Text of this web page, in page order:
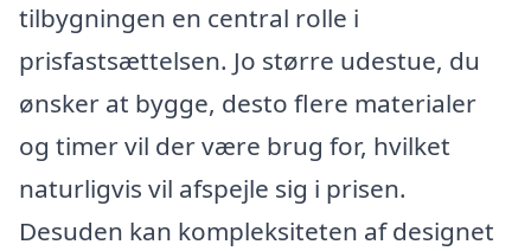
tilbygningen en central rolle i
prisfastsættelsen. Jo større udestue, du
ønsker at bygge, desto flere materialer
og timer vil der være brug for, hvilket
naturligvis vil afspejle sig i prisen.
Desuden kan kompleksiteten af designet